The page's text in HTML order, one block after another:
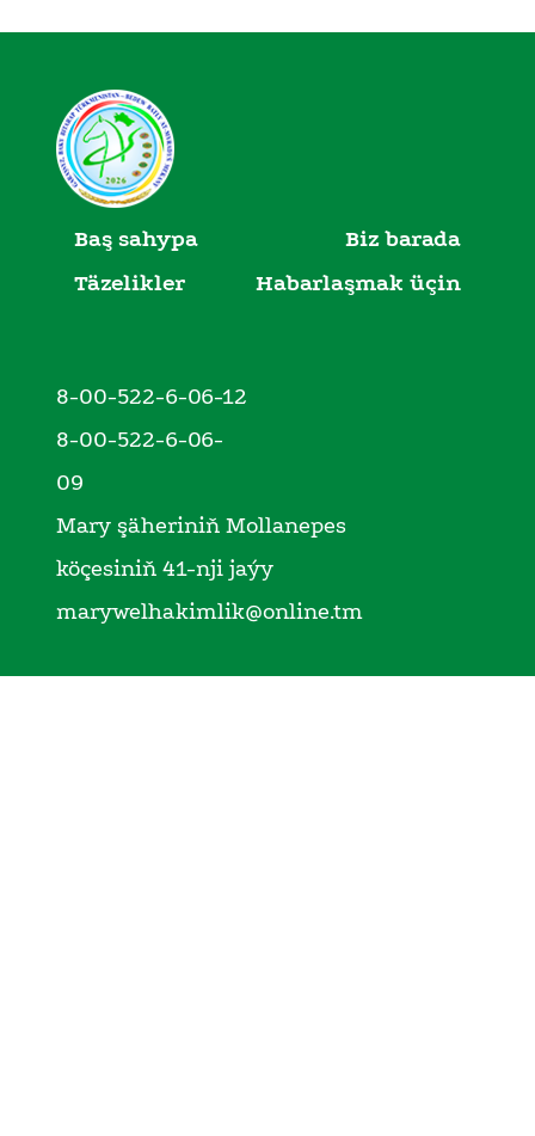
Baş sahypa
Biz barada
Täzelikler
Habarlaşmak üçin
8-00-522-6-06-12
8-00-522-6-06-
09
Mary şäheriniň Mollanepes
köçesiniň 41-nji jaýy
marywelhakimlik@online.tm